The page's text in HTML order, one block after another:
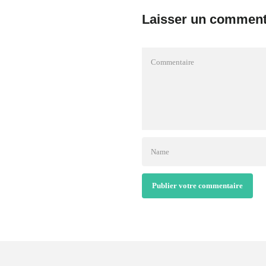
Laisser un
Publier votre commentaire